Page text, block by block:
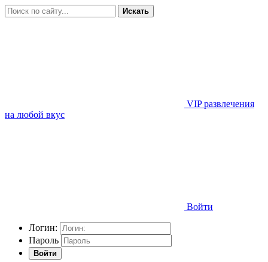
Искать
VIP развлечения
на любой вкус
Войти
Логин:
Пароль
Войти